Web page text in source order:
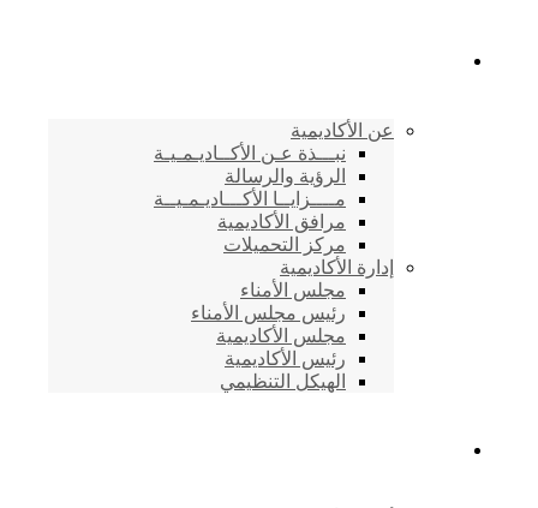
عن الأكاديمية
نبـــذة عـن الأكــاديـمـيـة
الرؤية والرسالة
مــــزايــا الأكـــاديـمـيــة
مرافق الأكاديمية
مركز التحميلات
إدارة الأكاديمية
مجلس الأمناء
رئيس مجلس الأمناء
مجلس الأكاديمية
رئيس الأكاديمية
الهيكل التنظيمي